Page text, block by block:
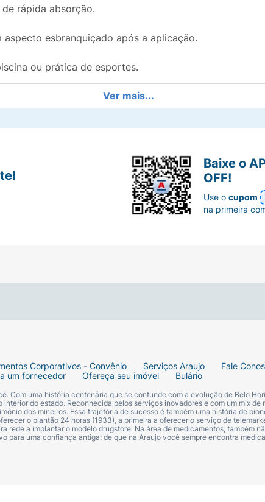
de rápida absorção.
aspecto esbranquiçado após a aplicação.
ou prática de esportes.
, conhecidos por suas
uma proteção diária eficaz com uma pele macia
Ver mais...
Corporativos - Convênio Serviços Araujo
Fale
um fornecedor Ofereça seu imóvel Bulário
Com uma história centenária que se confunde com a evolução de Belo
do estado. Reconhecida pelos serviços inovadores e com um mix de
dos mineiros. Essa trajetória de sucesso é também uma história de
o plantão 24 horas (1933), a primeira a oferecer o serviço de
rede a implantar o modelo drugstore. Na área de medicamentos, também
para uma confiança antiga: de que na Araujo você sempre encontra
Baixe o
OFF!
Use ocupom
na primeira